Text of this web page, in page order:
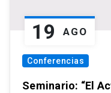
19 AGO
Conferencias
Seminario: “El